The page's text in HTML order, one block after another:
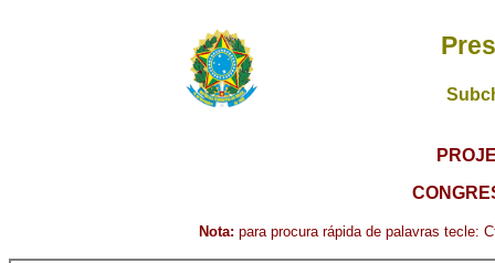
Nota: para procura rápida de palavras tecle: